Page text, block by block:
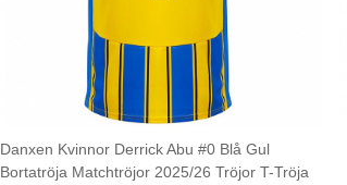
Danxen Kvinnor Derrick Abu #0 Blå Gul
Bortatröja Matchtröjor 2025/26 Tröjor T-Tröja